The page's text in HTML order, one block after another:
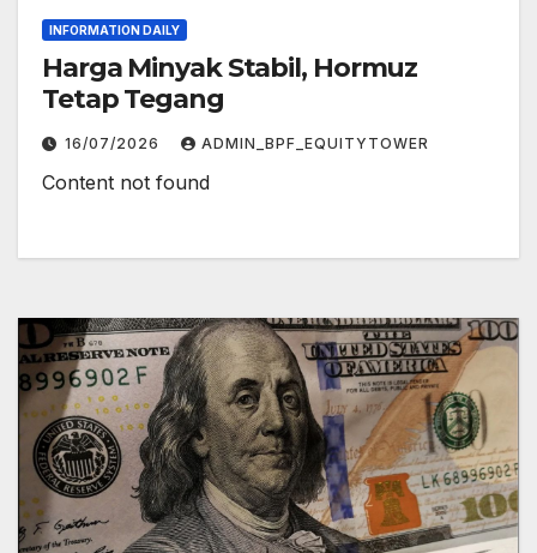
INFORMATION DAILY
Harga Minyak Stabil, Hormuz
Tetap Tegang
16/07/2026 ADMIN_BPF_EQUITYTOWER
Content not found